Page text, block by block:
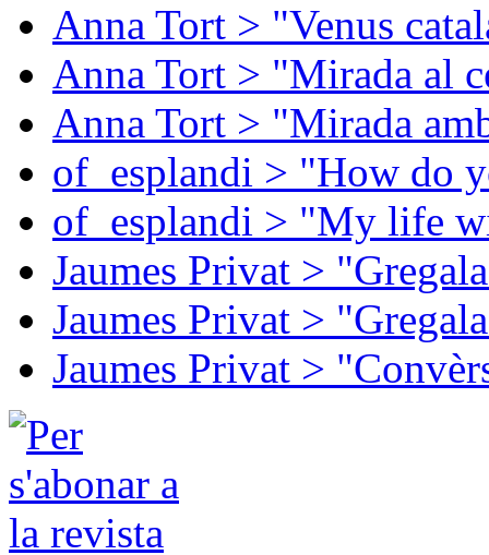
Anna Tort > "Venus
Anna Tort > "Mirada al
Anna Tort > "Mirada
of_esplandi > "How do
of_esplandi > "My life
Jaumes Privat >
Jaumes Privat >
Jaumes Privat >